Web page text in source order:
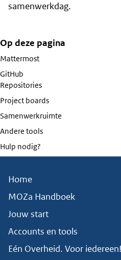
samenwerkdag.
Op deze pagina
Mattermost
GitHub
Repositories
Project boards
Samenwerkruimte
Andere tools
Hulp nodig?
Home
MOZa Handboek
Jouw start
Accounts en tools
Eén Overheid. Voor iedereen!